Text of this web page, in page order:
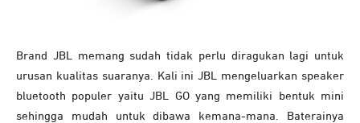
Brand JBL memang sudah tidak perlu diragukan lagi untuk
urusan kualitas suaranya. Kali ini JBL mengeluarkan speaker
bluetooth populer yaitu JBL GO yang memiliki bentuk mini
sehingga mudah untuk dibawa kemana-mana. Baterainya